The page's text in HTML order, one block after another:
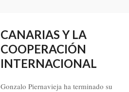
CANARIAS Y LA
COOPERACIÓN
INTERNACIONAL
Gonzalo Piernavieja ha terminado su